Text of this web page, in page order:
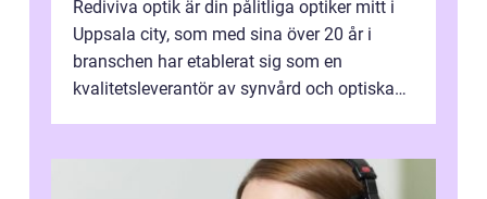
Rediviva optik är din pålitliga optiker mitt i
Uppsala city, som med sina över 20 år i
branschen har etablerat sig som en
kvalitetsleverantör av synvård och optiska